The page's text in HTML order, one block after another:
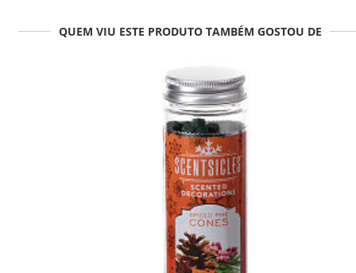
QUEM VIU ESTE PRODUTO TAMBÉM GOSTOU DE